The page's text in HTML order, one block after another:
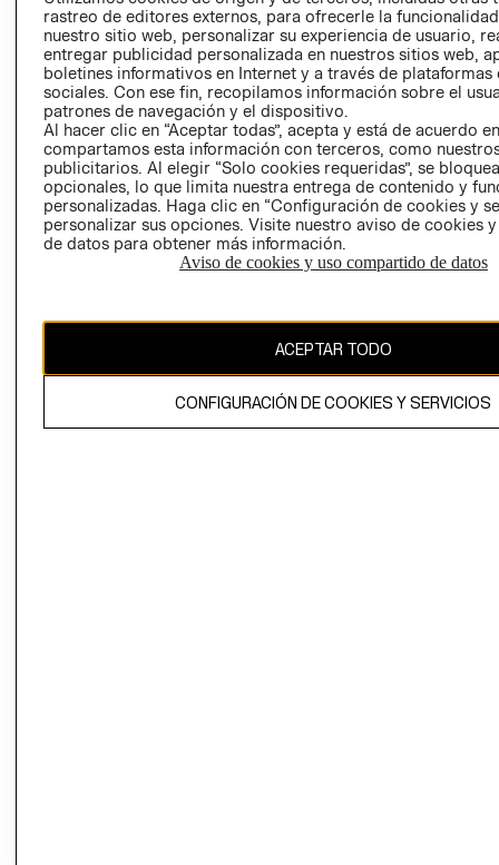
PRIVACIDAD
GIFT CARD
AVISO DE
COOKIES
Chile ($)
El contenido de esta página web está protegido por copyright y es
propiedad de H&M Hennes & Mauritz AB.
rastreo de editores externos, para ofrecerle la
nuestro sitio web, personalizar su experiencia de usuario,
entregar publicidad personalizada en nuestros sitios web,
boletines informativos en Internet y a través de plataformas
sociales. Con ese fin, recopilamos información sobre el
patrones de navegación y el dispositivo.
Al hacer clic en “Aceptar todas”, acepta y está de acuerdo
compartamos esta información con terceros, como
publicitarios. Al elegir “Solo cookies requeridas”, se
opcionales, lo que limita nuestra entrega de contenido y
personalizadas. Haga clic en “Configuración de cookies y
personalizar sus opciones. Visite nuestro aviso de cookies
de datos para obtener más información.
Aviso de cookies y uso compartido de datos
ACEPTAR TODO
CONFIGURACIÓN DE COOKIES Y SERVICIOS